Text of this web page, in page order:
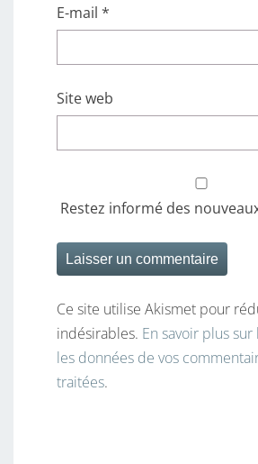
E-mail *
Site web
Restez informé des
Ce site utilise Akismet pour
indésirables. En savoir plus
les données de vos
traitées.